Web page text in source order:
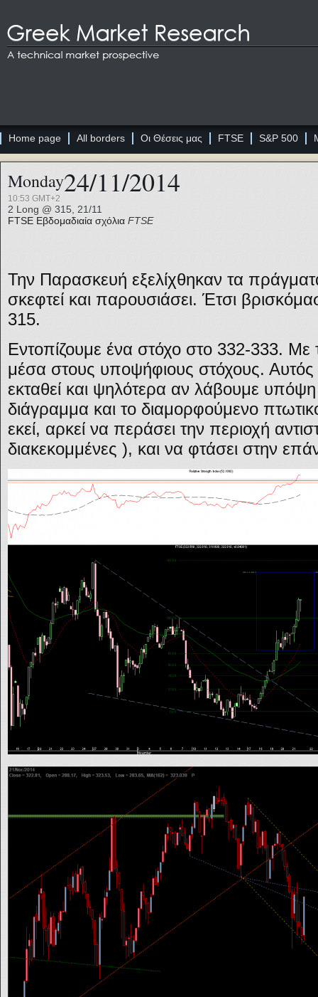
Home page All borders Οι Θέσεις μας FTSE S&P 500
Monday24/11/2014
10:53 GMT+2
2 Long @ 315, 21/11
FTSE Εβδομαδιαία σχόλια FTSE
Την Παρασκευή εξελίχθηκαν τα
σκεφτεί και παρουσιάσει. Έτσι
315.
Εντοπίζουμε ένα στόχο στο 332-333. Με
μέσα στους υποψήφιους στόχους.
εκταθεί και ψηλότερα αν λάβουμε υπόψη
διάγραμμα και το διαμορφούμενο
εκεί, αρκεί να περάσει την περιοχή
διακεκομμένες ), και να φτάσει στην